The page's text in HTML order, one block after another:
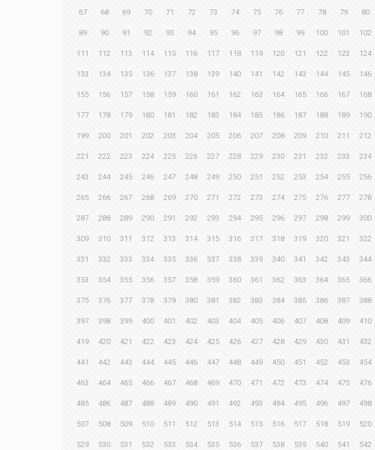
67 68 69 70 71 72 73 74 75 76 77 78 79 80
89 90 91 92 93 94 95 96 97 98 99 100 101 102
111 112 113 114 115 116 117 118 119 120 121 122 123 124
133 134 135 136 137 138 139 140 141 142 143 144 145 146
155 156 157 158 159 160 161 162 163 164 165 166 167 168
177 178 179 180 181 182 183 184 185 186 187 188 189 190
199 200 201 202 203 204 205 206 207 208 209 210 211 212
221 222 223 224 225 226 227 228 229 230 231 232 233 234
243 244 245 246 247 248 249 250 251 252 253 254 255 256
265 266 267 268 269 270 271 272 273 274 275 276 277 278
287 288 289 290 291 292 293 294 295 296 297 298 299 300
309 310 311 312 313 314 315 316 317 318 319 320 321 322
331 332 333 334 335 336 337 338 339 340 341 342 343 344
353 354 355 356 357 358 359 360 361 362 363 364 365 366
375 376 377 378 379 380 381 382 383 384 385 386 387 388
397 398 399 400 401 402 403 404 405 406 407 408 409 410
419 420 421 422 423 424 425 426 427 428 429 430 431 432
441 442 443 444 445 446 447 448 449 450 451 452 453 454
463 464 465 466 467 468 469 470 471 472 473 474 475 476
485 486 487 488 489 490 491 492 493 494 495 496 497 498
507 508 509 510 511 512 513 514 515 516 517 518 519 520
529 530 531 532 533 534 535 536 537 538 539 540 541 542